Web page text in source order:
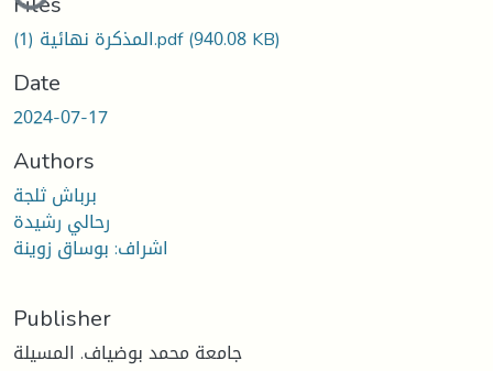
المذكرة نهائية (1).pdf(940.08 KB)
Date
2024-07-17
Authors
برباش ثلجة
رحالي رشيدة
اشراف: بوساق زوينة
Publisher
جامعة محمد بوضياف. المسيلة